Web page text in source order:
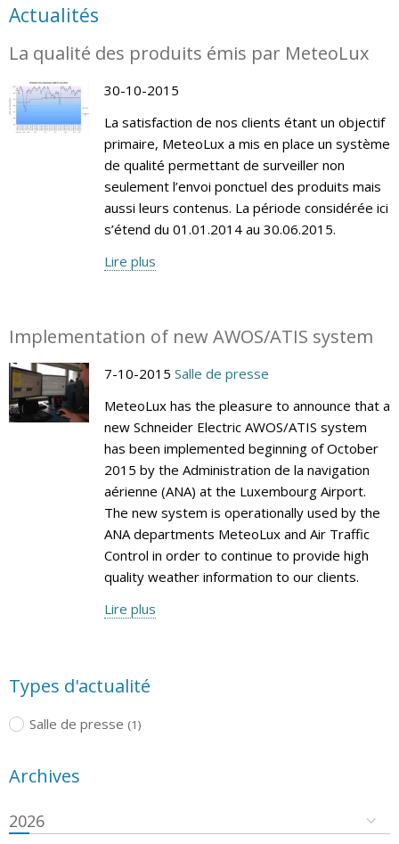
Actualités
La qualité des produits émis par MeteoLux
30-10-2015
La satisfaction de nos clients étant un objectif
primaire, MeteoLux a mis en place un système
de qualité permettant de surveiller non
seulement l’envoi ponctuel des produits mais
aussi leurs contenus. La période considérée ici
s’étend du 01.01.2014 au 30.06.2015.
Lire plus
Implementation of new AWOS/ATIS system
7-10-2015 Salle de presse
MeteoLux has the pleasure to announce that a
new Schneider Electric AWOS/ATIS system
has been implemented beginning of October
2015 by the Administration de la navigation
aérienne (ANA) at the Luxembourg Airport.
The new system is operationally used by the
ANA departments MeteoLux and Air Traffic
Control in order to continue to provide high
quality weather information to our clients.
Lire plus
Types d'actualité
Salle de presse (1)
Archives
2026